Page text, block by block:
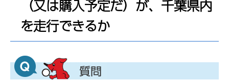
（又は購入予定だ）が、千葉県内
を走行できるか